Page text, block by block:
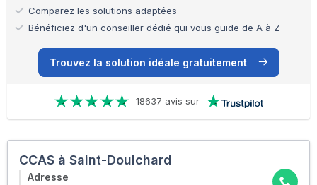
Comparez les solutions adaptées
Bénéficiez d'un conseiller dédié qui vous guide de A à Z
Trouvez la solution idéale gratuitement
18637 avis sur
CCAS à Saint-Doulchard
Adresse